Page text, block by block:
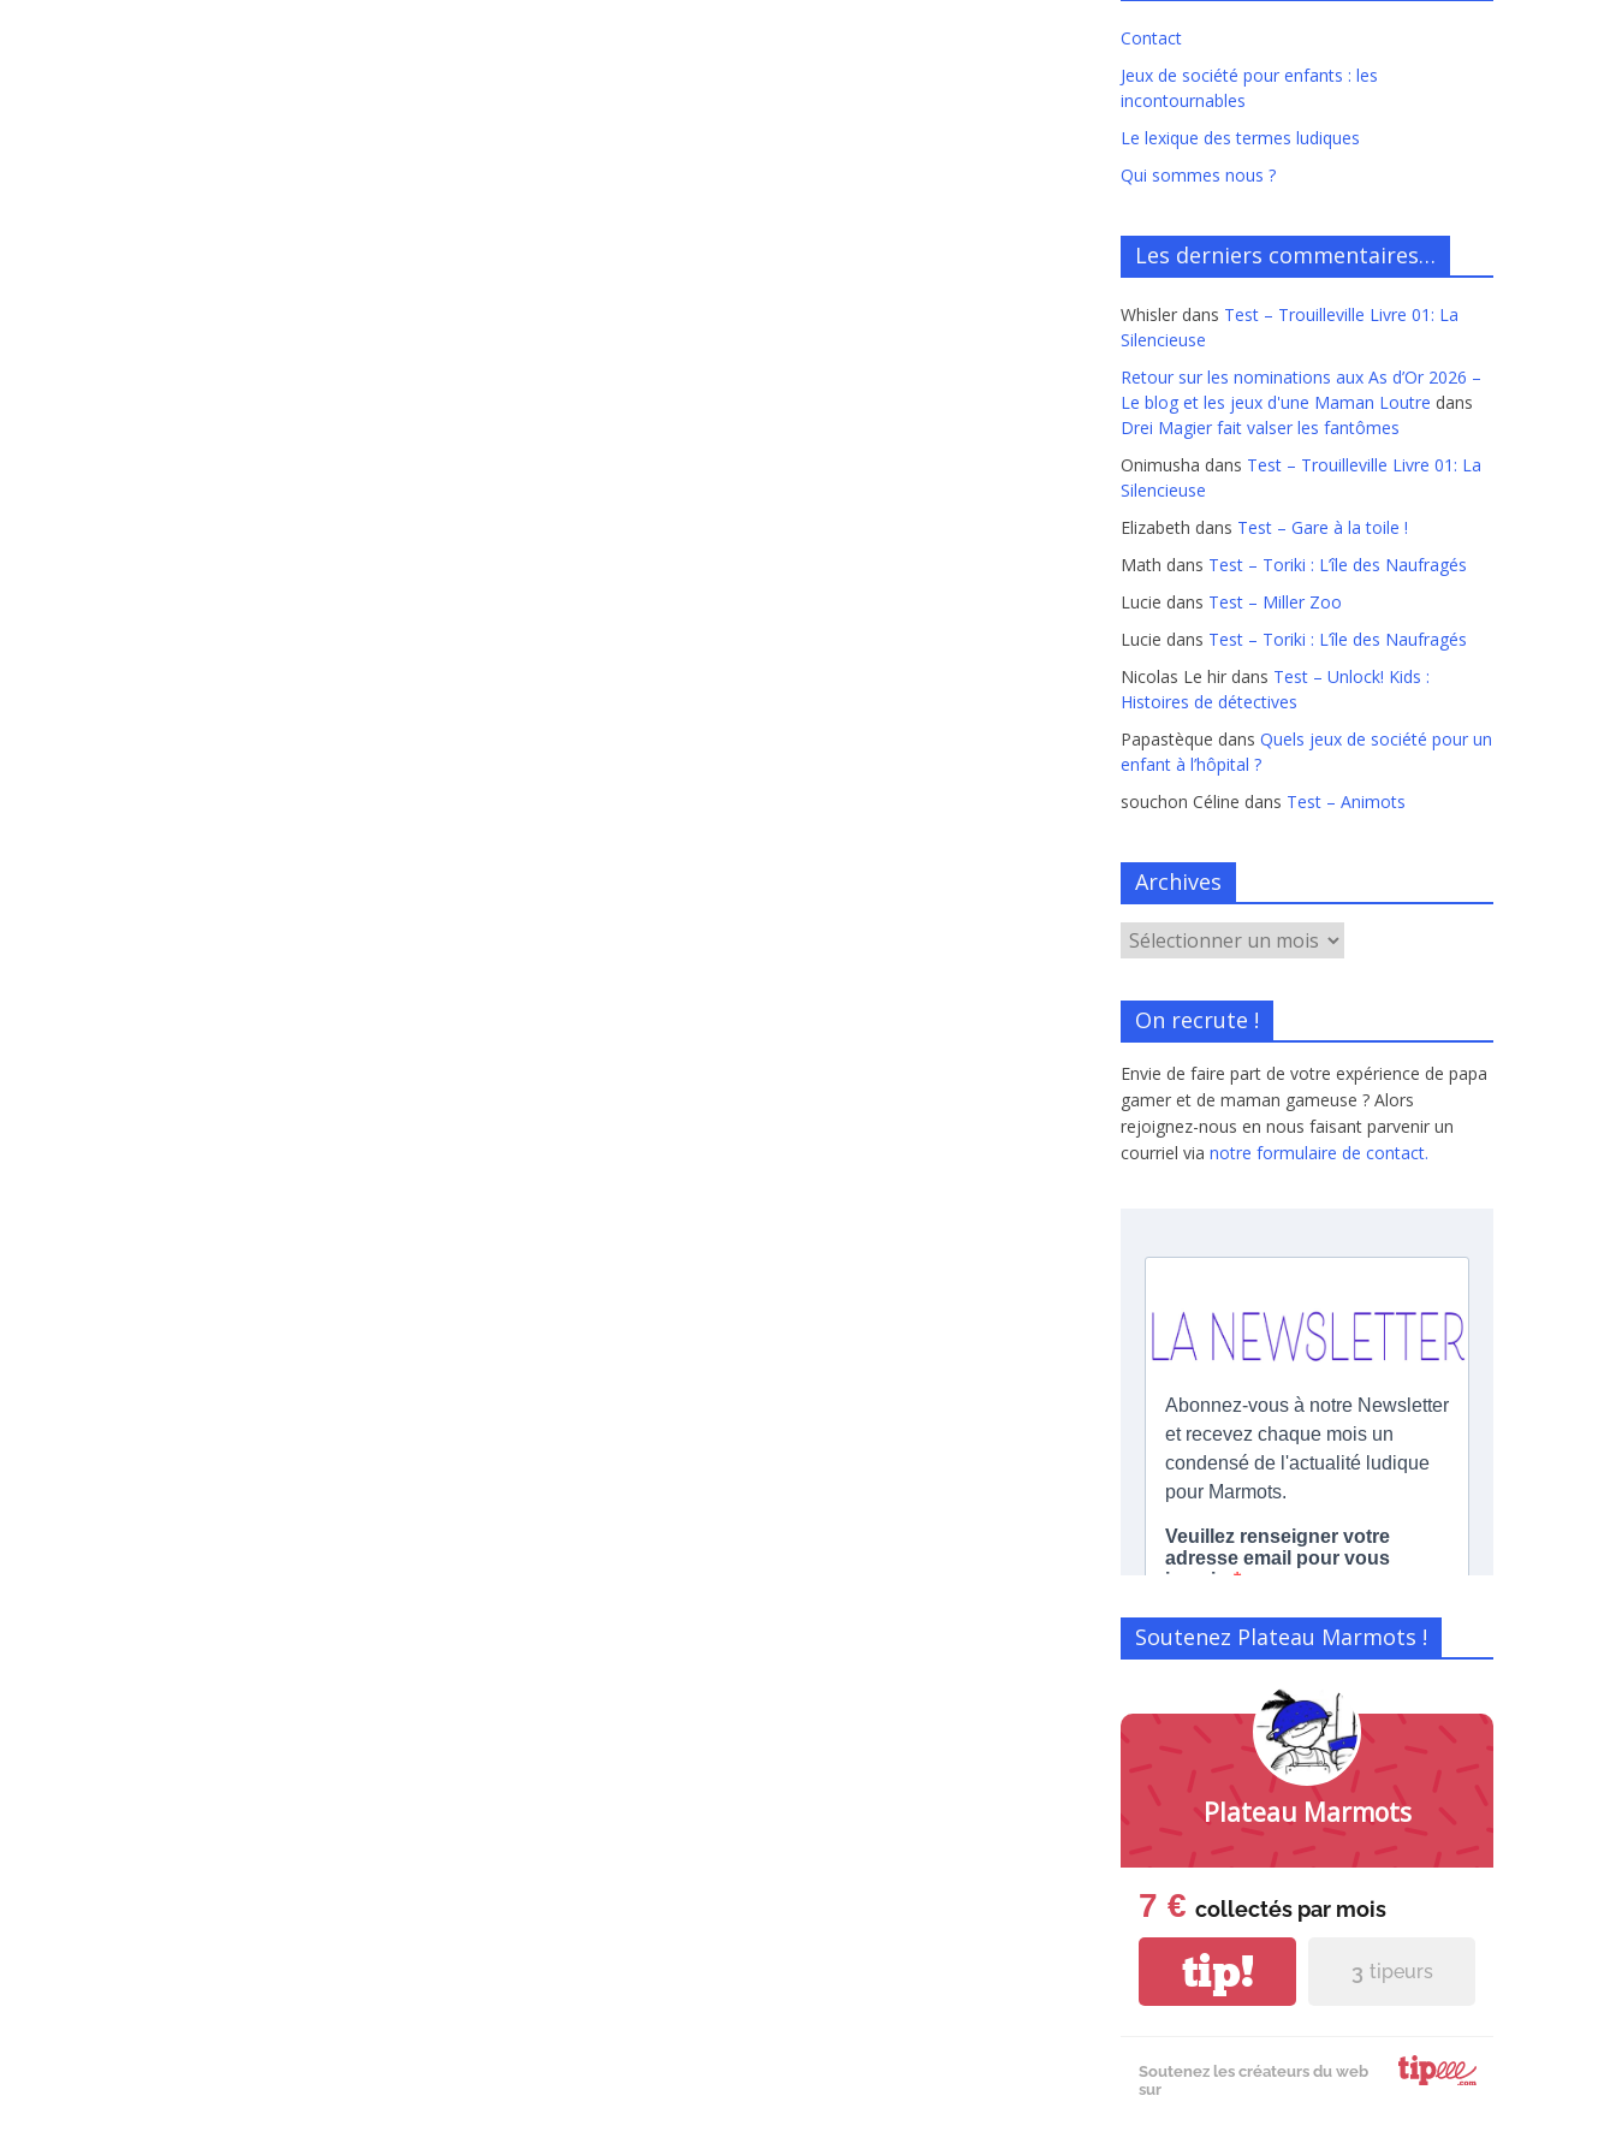
Contact
Jeux de société pour enfants : les
incontournables
Le lexique des termes ludiques
Qui sommes nous ?
Les derniers commentaires…
Whisler dans Test – Trouilleville Livre 01: La
Silencieuse
Retour sur les nominations aux As d’Or 2026 –
Le blog et les jeux d'une Maman Loutre dans
Drei Magier fait valser les fantômes
Onimusha dans Test – Trouilleville Livre 01: La
Silencieuse
Elizabeth dans Test – Gare à la toile !
Math dans Test – Toriki : L’île des Naufragés
Lucie dans Test – Miller Zoo
Lucie dans Test – Toriki : L’île des Naufragés
Nicolas Le hir dans Test – Unlock! Kids :
Histoires de détectives
Papastèque dans Quels jeux de société pour un
enfant à l’hôpital ?
souchon Céline dans Test – Animots
Archives
On recrute !
Envie de faire part de votre expérience de papa
gamer et de maman gameuse ? Alors
rejoignez-nous en nous faisant parvenir un
courriel via notre formulaire de contact.
Soutenez Plateau Marmots !
Plateau Marmots
7 € collectés par mois
tip! 3 tipeurs
Soutenez les créateurs du web
sur